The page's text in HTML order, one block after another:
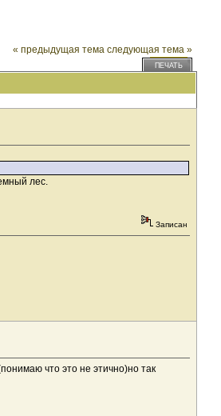
« предыдущая тема следующая тема »
ПЕЧАТЬ
лес.
Записан
что это не этично)но так